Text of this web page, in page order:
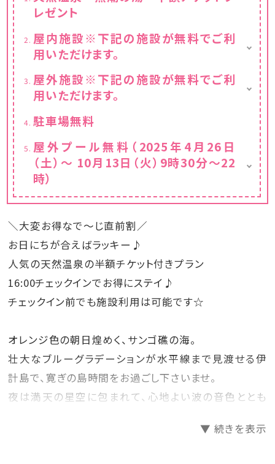
レゼント
屋内施設※下記の施設が無料でご利
用いただけます。
・キッズステーション（ホテル本館1F）
屋外施設※下記の施設が無料でご利
用いただけます。
・多目的コート
駐車場無料
屋外プール無料（2025年4月26日
（土）～ 10月13日（火）9時30分～22
時）
＼大変お得なで～じ直前割／
お日にちが合えばラッキー♪
人気の天然温泉の半額チケット付きプラン
16:00チェックインでお得にステイ♪
チェックイン前でも施設利用は可能です☆
オレンジ色の朝日煌めく、サンゴ礁の海。
壮大なブルーグラデーションが水平線まで見渡せる伊
計島で、寛ぎの島時間をお過ごし下さいませ。
夜は満天の星空に包まれて、心地よい波の音色ととも
▼ 続きを表示